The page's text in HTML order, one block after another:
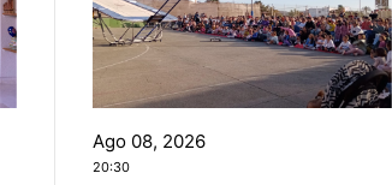
Ago 08, 2026
20:30